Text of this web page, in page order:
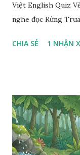
Việt English Quiz
nghe đọc Rừng
CHIA SẺ 1 NHẬN